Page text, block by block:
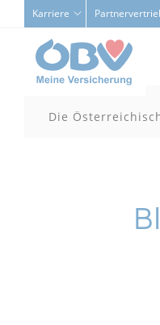
Karriere
Die